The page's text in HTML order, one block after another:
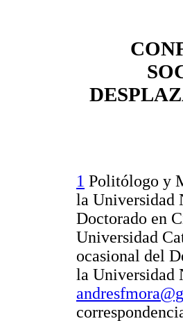
1 Politólogo y
la Universidad
Doctorado en
Universidad
ocasional del
la Universidad